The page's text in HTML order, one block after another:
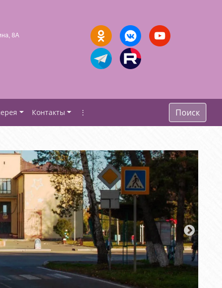
8А
Контакты ⋮ Поиск